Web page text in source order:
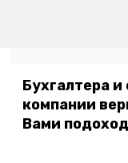
Бухгалтера
компании
Вами